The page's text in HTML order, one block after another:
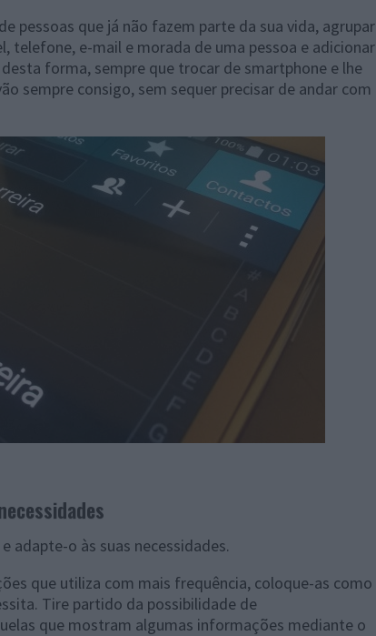
pessoas que já não fazem parte da sua vida, agrupar
telefone, e-mail e morada de uma pessoa e adicionar
forma, sempre que trocar de smartphone e lhe
sempre consigo, sem sequer precisar de andar com
adapte-o às suas necessidades.
que utiliza com mais frequência, coloque-as como
Tire partido da possibilidade de
que mostram algumas informações mediante o